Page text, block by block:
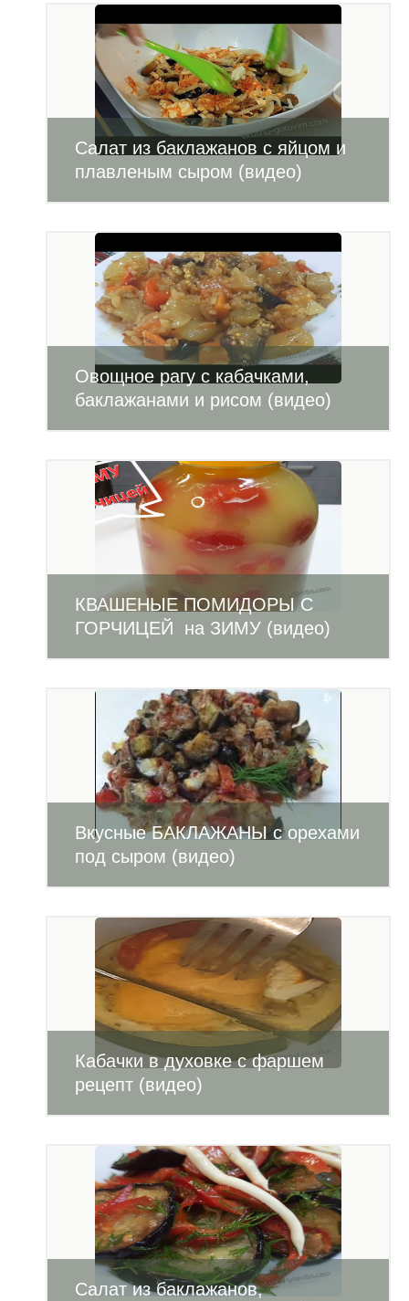
Салат из баклажанов с яйцом и
плавленым сыром (видео)
Овощное рагу с кабачками,
баклажанами и рисом (видео)
КВАШЕНЫЕ ПОМИДОРЫ С
ГОРЧИЦЕЙ на ЗИМУ (видео)
Вкусные БАКЛАЖАНЫ с орехами
под сыром (видео)
Кабачки в духовке с фаршем
рецепт (видео)
Салат из баклажанов,